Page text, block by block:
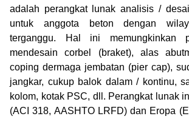
adalah perangkat lunak analisis /
untuk anggota beton dengan
terganggu. Hal ini memungkinkan
mendesain corbel (braket), alas
coping dermaga jembatan (pier cap),
jangkar, cukup balok dalam / kontinu,
kolom, kotak PSC, dll. Perangkat lunak
(ACI 318, AASHTO LRFD) dan Eropa